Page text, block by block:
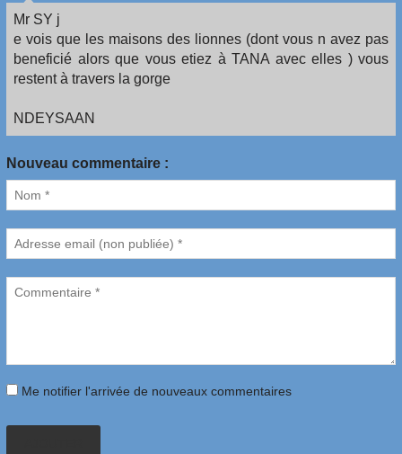
Mr SY j
e vois que les maisons des lionnes (dont vous n avez pas
beneficié alors que vous etiez à TANA avec elles ) vous
restent à travers la gorge
NDEYSAAN
Nouveau commentaire :
Me notifier l'arrivée de nouveaux commentaires